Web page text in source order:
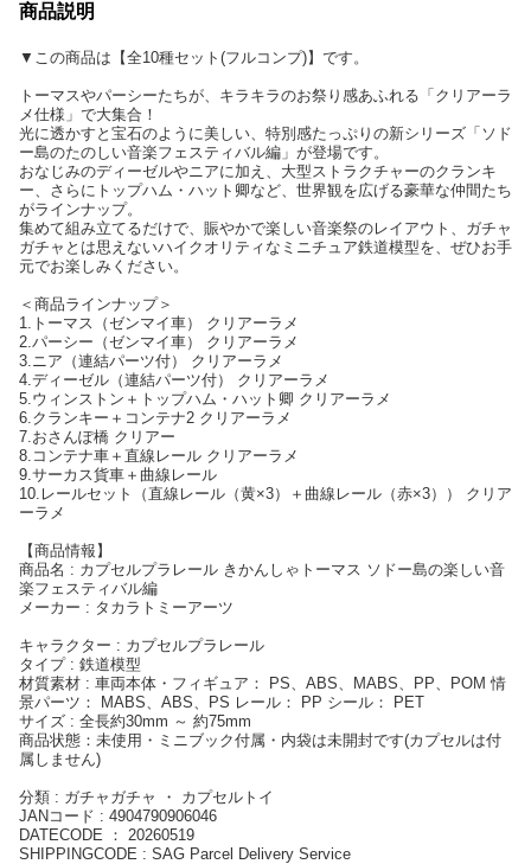
商品説明
▼この商品は【全10種セット(フルコンプ)】です。
トーマスやパーシーたちが、キラキラのお祭り感あふれる「クリアーラ
メ仕様」で大集合！
光に透かすと宝石のように美しい、特別感たっぷりの新シリーズ「ソド
ー島のたのしい音楽フェスティバル編」が登場です。
おなじみのディーゼルやニアに加え、大型ストラクチャーのクランキ
ー、さらにトップハム・ハット卿など、世界観を広げる豪華な仲間たち
がラインナップ。
集めて組み立てるだけで、賑やかで楽しい音楽祭のレイアウト、ガチャ
ガチャとは思えないハイクオリティなミニチュア鉄道模型を、ぜひお手
元でお楽しみください。
＜商品ラインナップ＞
1.トーマス（ゼンマイ車） クリアーラメ
2.パーシー（ゼンマイ車） クリアーラメ
3.ニア（連結パーツ付） クリアーラメ
4.ディーゼル（連結パーツ付） クリアーラメ
5.ウィンストン＋トップハム・ハット卿 クリアーラメ
6.クランキー＋コンテナ2 クリアーラメ
7.おさんぽ橋 クリアー
8.コンテナ車＋直線レール クリアーラメ
9.サーカス貨車＋曲線レール
10.レールセット（直線レール（黄×3）＋曲線レール（赤×3）） クリア
ーラメ
【商品情報】
商品名 : カプセルプラレール きかんしゃトーマス ソドー島の楽しい音
楽フェスティバル編
メーカー : タカラトミーアーツ
キャラクター : カプセルプラレール
タイプ : 鉄道模型
材質素材 : 車両本体・フィギュア： PS、ABS、MABS、PP、POM 情
景パーツ： MABS、ABS、PS レール： PP シール： PET
サイズ : 全長約30mm ～ 約75mm
商品状態：未使用・ミニブック付属・内袋は未開封です(カプセルは付
属しません)
分類 : ガチャガチャ ・ カプセルトイ
JANコード : 4904790906046
DATECODE ： 20260519
SHIPPINGCODE : SAG Parcel Delivery Service